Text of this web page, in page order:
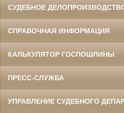
СУДЕБНОЕ
СПРАВОЧНАЯ ИНФОРМАЦИЯ
КАЛЬКУЛЯТОР ГОСПОШЛИНЫ
ПРЕСС-СЛУЖБА
УПРАВЛЕНИЕ СУДЕБНОГО